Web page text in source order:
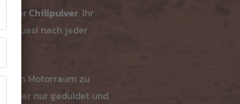
oder Chilipulver. Ihr
quasi nach jeder
dem Motorraum zu
aber nur geduldet und